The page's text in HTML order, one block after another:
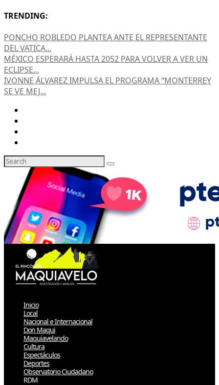
TRENDING:
PONCHO ROBLEDO PLANTEA ANTE EL REPRESENTANTE
DEL VATICA...
MÉXICO ESPERARÁ HASTA 2052 PARA VOLVER A VER UN
ECLIPSE...
IVONNE ÁLVAREZ IMPULSA EL PROGRAMA “MONTERREY
SE VE MEJ...
Inicio
Local
Nacional e Internacional
Don Maqui
Maquiavelando
Cultura
Espectáculos
Deportes
Observatorio Ciudadano
RDM